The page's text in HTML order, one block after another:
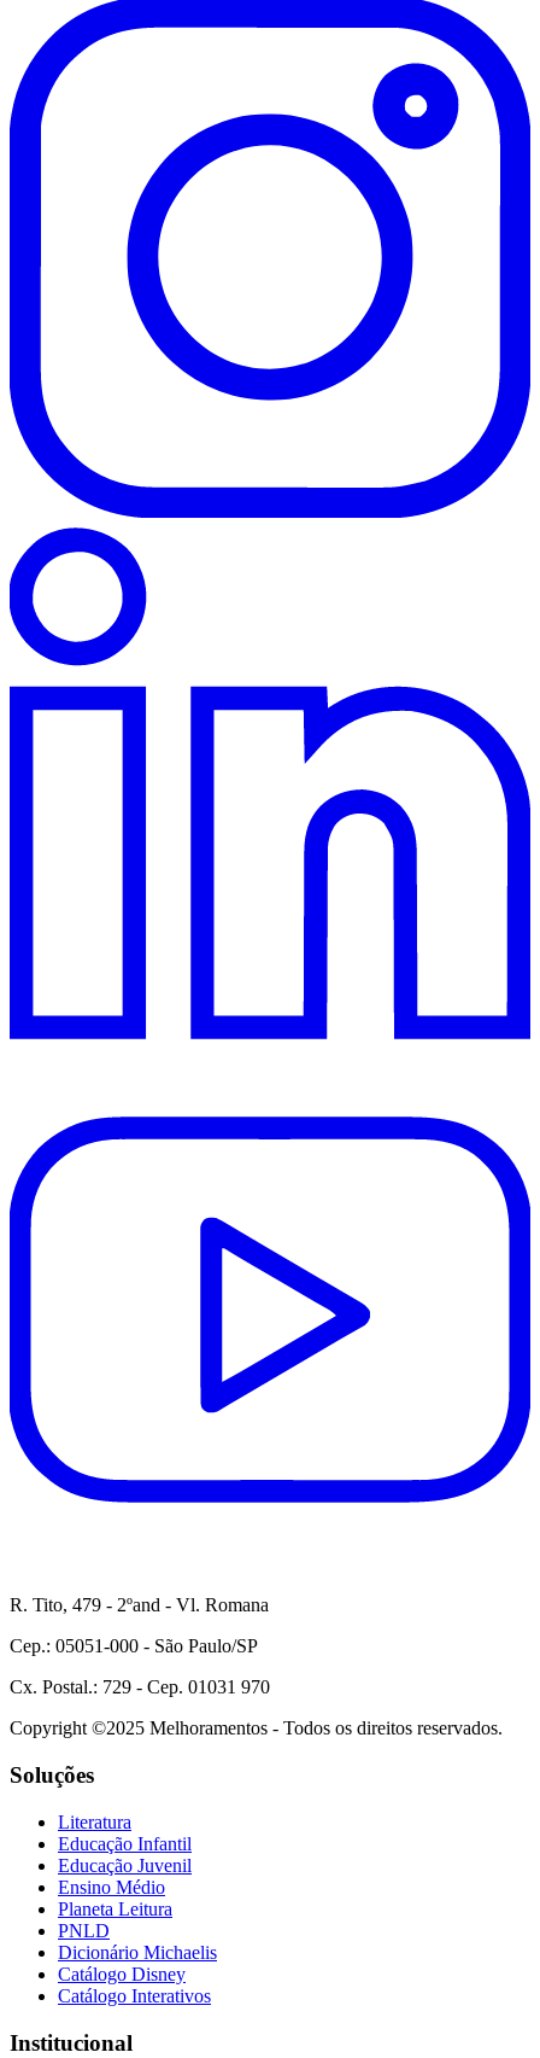
R. Tito, 479 - 2ºand - Vl. Romana
Cep.: 05051-000 - São Paulo/SP
Cx. Postal.: 729 - Cep. 01031 970
Copyright ©2025 Melhoramentos - Todos os direitos reservados.
Soluções
Literatura
Educação Infantil
Educação Juvenil
Ensino Médio
Planeta Leitura
PNLD
Dicionário Michaelis
Catálogo Disney
Catálogo Interativos
Institucional